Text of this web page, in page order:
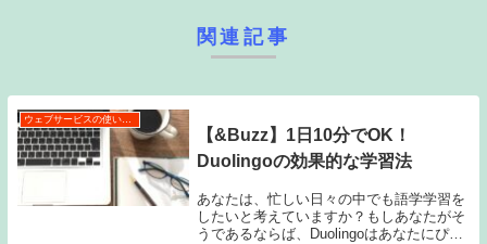
関連記事
ウェブサービスの使い方・活用術
【&Buzz】1日10分でOK！
Duolingoの効果的な学習法
あなたは、忙しい日々の中でも語学学習を
したいと考えていますか？もしあなたがそ
うであるならば、Duolingoはあなたにぴっ